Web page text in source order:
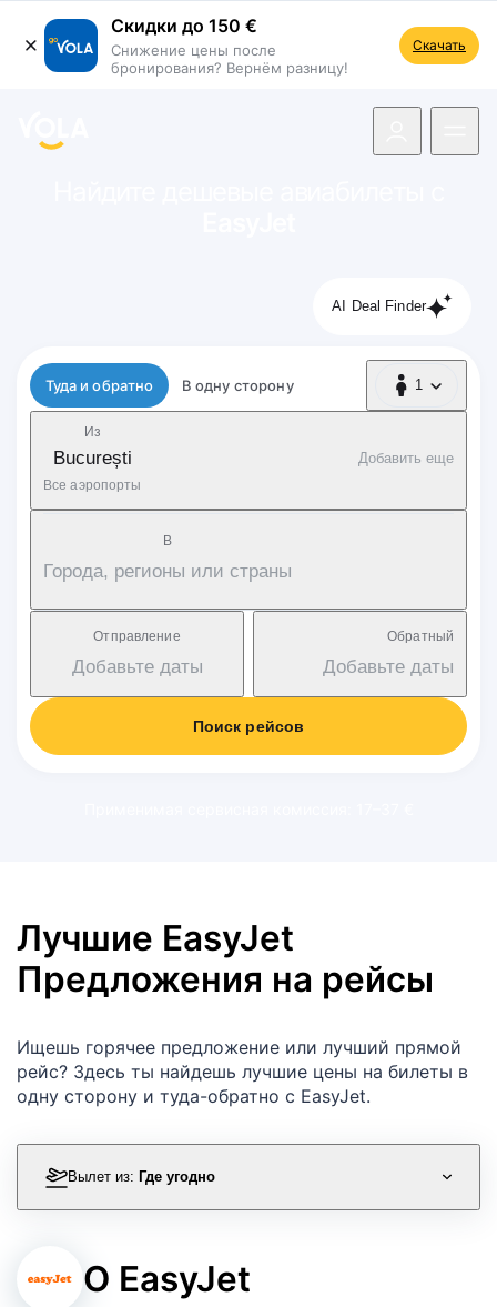
Скидки до 150 €
Снижение цены после
бронирования? Вернём разницу!
Скачать
AI Deal Finder
Тип рейса
Туда и обратно В одну сторону 1
1 Пассажир
Из
București
Все аэропорты
Добавить еще
В
Города, регионы или страны
Отправление
Добавьте даты
Обратный
Добавьте даты
Поиск рейсов
Лучшие EasyJet
Предложения на рейсы
Ищешь горячее предложение или лучший прямой
рейс? Здесь ты найдешь лучшие цены на билеты в
одну сторону и туда-обратно с EasyJet.
Вылет из: Где угодно
О EasyJet